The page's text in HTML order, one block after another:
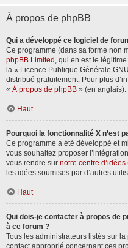
À propos de phpBB
Qui a développé ce logiciel de
Ce programme (dans sa forme non
phpBB Limited , qui en est le
la « Licence Publique Générale
distribué gratuitement. Pour plus
« À propos de phpBB » (en anglais).
Haut
Pourquoi la fonctionnalité X n’est
Ce programme a été développé et
vous souhaitez proposer
vous rendre sur notre centre d’idées
les idées soumises par d’autres
Haut
Qui dois-je contacter à propos de
à ce forum ?
Tous les administrateurs listés sur
contact approprié concernant ces